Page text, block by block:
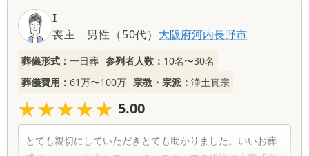
I
喪主
男性 （50代） 大阪府河内長野市
葬儀形式： 一日葬 参列者人数： 10名〜30名
葬儀費用： 61万〜100万 宗教・宗派： 浄土真宗
★★★★★
★★★★★ 5.00
とても親切にしていただきとても助かりました。いいお葬